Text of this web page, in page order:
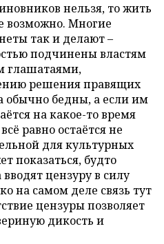
нельзя, то жить
возможно. Многие
так и делают –
подчинены властям
глашатаями,
решения правящих
обычно бедны, а если им
на какое-то время
равно остаётся не
для культурных
показаться, будто
вводят цензуру в силу
на самом деле связь тут
цензуры позволяет
дикость и